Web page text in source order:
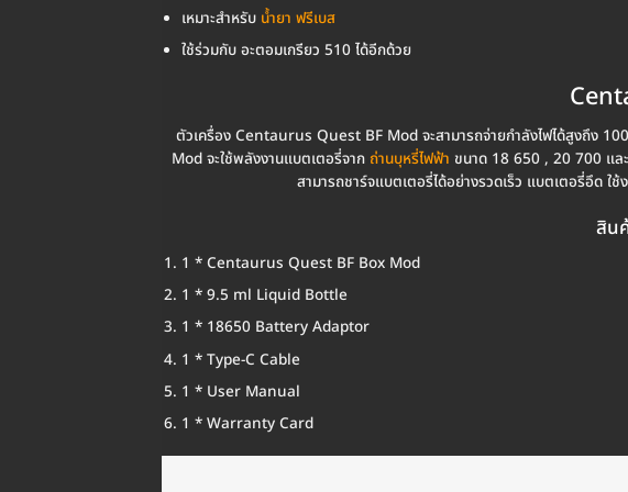
เหมาะสำหรับ น้ำยา ฟรีเบส
ใช้ร่วมกับ อะตอมเกรียว 510 ได้อีกด้วย
ตัวเครื่อง Centaurus Quest BF Mod จะสามารถจ่ายกำลังไฟได้สูงถึง
Mod จะใช้พลังงานแบตเตอรี่จาก ถ่านบุหรี่ไฟฟ้า ขนาด 18 650 , 20 700 แล
สามารถชาร์จแบตเตอรี่ได้อย่างรวดเร็ว แบตเตอรี่อึด
สิน
1 * Centaurus Quest BF Box Mod
1 * 9.5 ml Liquid Bottle
1 * 18650 Battery Adaptor
1 * Type-C Cable
1 * User Manual
1 * Warranty Card